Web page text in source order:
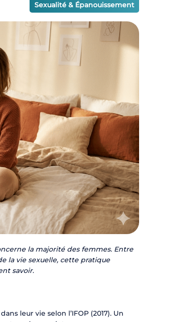
Sexualité & Épanouissement
la majorité des femmes. Entre
la vie sexuelle, cette pratique
savoir.
leur vie selon l’IFOP (2017). Un